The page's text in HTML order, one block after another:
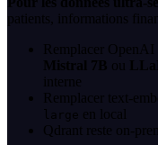
patients, informations
Remplacer OpenAI
Mistral 7B ou
interne
Remplacer text-
large en local
Qdrant reste on-